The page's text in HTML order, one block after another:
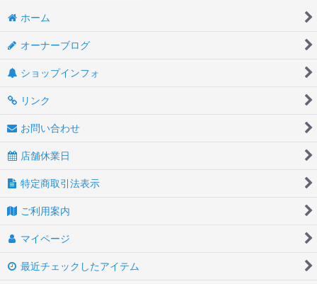
ホーム
オーナーブログ
ショップインフォ
リンク
お問い合わせ
店舗休業日
特定商取引法表示
ご利用案内
マイページ
最近チェックしたアイテム